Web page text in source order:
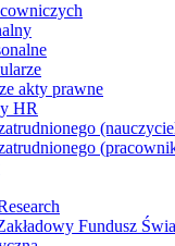
akty prawne
HR
Fundusz